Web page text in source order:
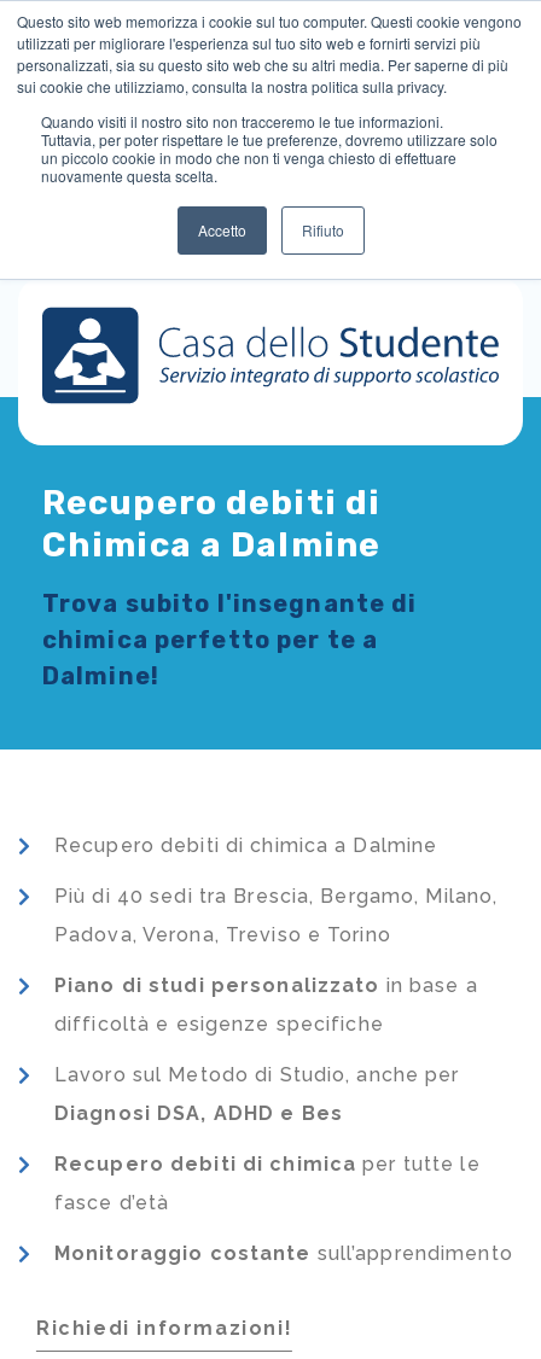
Questo sito web memorizza i cookie sul tuo computer. Questi cookie vengono
utilizzati per migliorare l'esperienza sul tuo sito web e fornirti servizi più
personalizzati, sia su questo sito web che su altri media. Per saperne di più
sui cookie che utilizziamo, consulta la nostra politica sulla privacy.
Quando visiti il ​​nostro sito non tracceremo le tue informazioni.
Tuttavia, per poter rispettare le tue preferenze, dovremo utilizzare solo
un piccolo cookie in modo che non ti venga chiesto di effettuare
nuovamente questa scelta.
Accetto Rifiuto
Recupero debiti di
Chimica a Dalmine
Trova subito l'insegnante di
chimica perfetto per te a
Dalmine!
Recupero debiti di chimica a Dalmine
Più di 40 sedi tra Brescia, Bergamo, Milano,
Padova, Verona, Treviso e Torino
Piano di studi personalizzato in base a
difficoltà e esigenze specifiche
Lavoro sul Metodo di Studio, anche per
Diagnosi DSA, ADHD e Bes
Recupero debiti di chimica per tutte le
fasce d’età
Monitoraggio costante sull’apprendimento
Richiedi informazioni!